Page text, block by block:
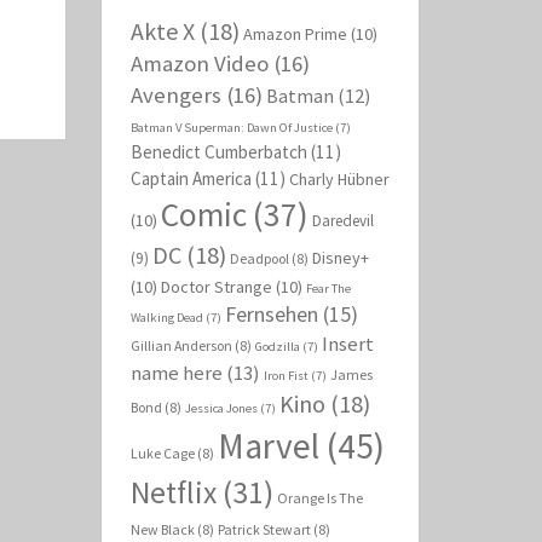
Akte X(18) Amazon Prime (10)
Amazon Video(16)
Avengers (16) Batman (12)
Batman V Superman: Dawn Of Justice(7)
Benedict Cumberbatch (11)
Captain America (11) Charly Hübner
(10) Comic(37) Daredevil
(9) DC(18) Deadpool(8) Disney+
(10) Doctor Strange (10) Fear The
Walking Dead (7) Fernsehen (15)
Gillian Anderson (8) Godzilla (7) Insert
name here (13) Iron Fist(7) James
Bond (8) Jessica Jones(7) Kino (18)
Luke Cage(8) Marvel (45)
Netflix(31) Orange Is The
New Black(8) Patrick Stewart(8)